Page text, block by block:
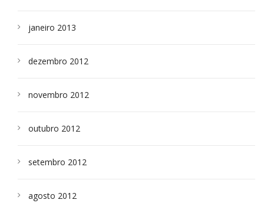
janeiro 2013
dezembro 2012
novembro 2012
outubro 2012
setembro 2012
agosto 2012